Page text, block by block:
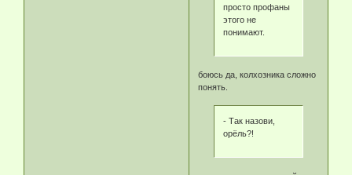
просто профаны
этого не
понимают.
боюсь да, колхозника сложно
понять.
- Так назови,
орёль?!